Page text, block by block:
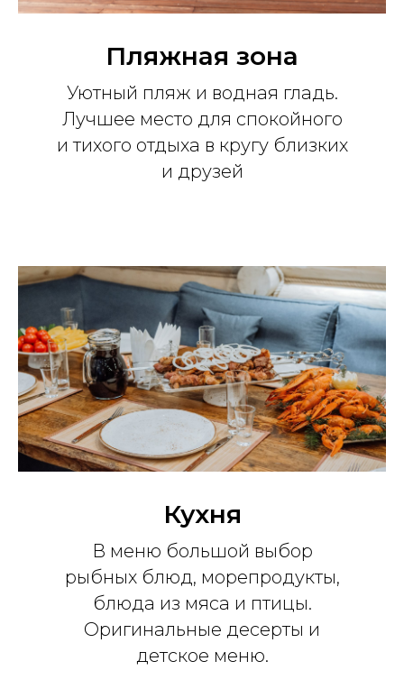
Пляжная зона
Уютный пляж и водная гладь.
Лучшее место для спокойного
и тихого отдыха в кругу близких
и друзей
Кухня
В меню большой выбор
рыбных блюд, морепродукты,
блюда из мяса и птицы.
Оригинальные десерты и
детское меню.